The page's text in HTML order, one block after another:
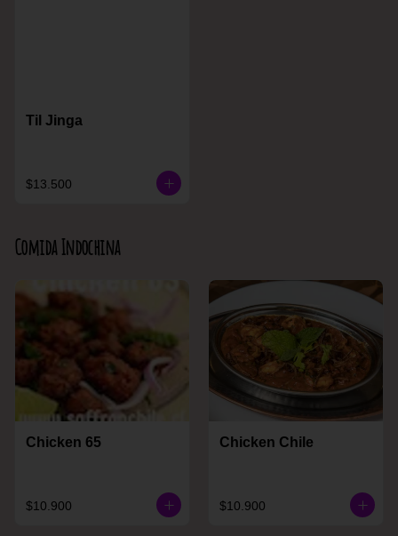
Til Jinga
$13.500
Comida Indochina
Chicken 65
$10.900
Chicken Chile
$10.900